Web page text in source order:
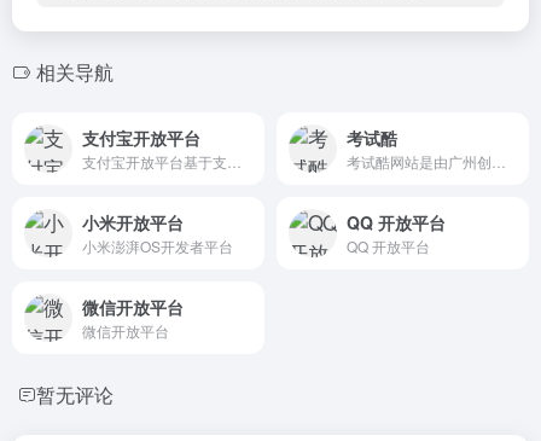
相关导航
支付宝开放平台 考试酷
小米开放平台
小米澎湃OS开发者平台
QQ 开放平台
QQ 开放平台
微信开放平台
微信开放平台
暂无评论